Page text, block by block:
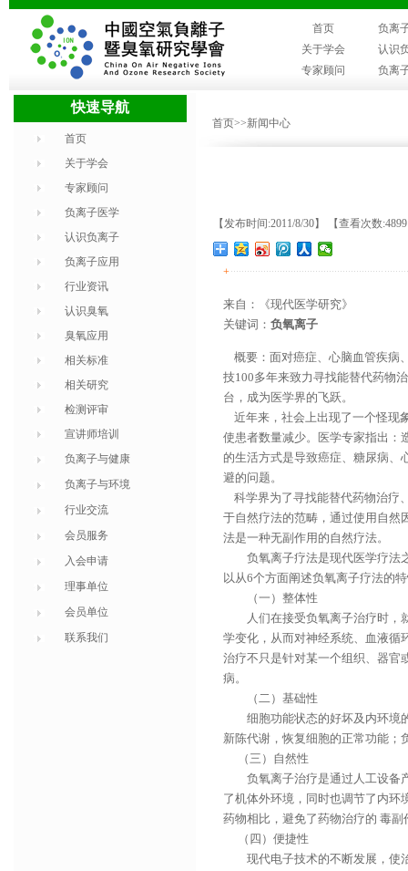
首页
负离
关于学会
认识
专家顾问
负离
快速导航
首页
关于学会
专家顾问
负离子医学
认识负离子
负离子应用
行业资讯
认识臭氧
臭氧应用
相关标准
相关研究
检测评审
宣讲师培训
负离子与健康
负离子与环境
行业交流
会员服务
入会申请
理事单位
会员单位
联系我们
首页>>新闻中心
【发布时间:2011/8/30】 【查看次数
+
来自：《现代医学研究》
关键词： 负氧离子
概要：面对癌症、心脑血管疾病
技100多年来致力寻找能替代药物
台，成为医学界的飞跃。
近年来，社会上出现了一个怪现
使患者数量减少。医学专家指出：
的生活方式是导致癌症、糖尿病、
避的问题。
科学界为了寻找能替代药物治疗
于自然疗法的范畴，通过使用自
法是一种无副作用的自然疗法。
负氧离子疗法是现代医学疗法之
以从6个方面阐述负氧离子疗法的
（一）整体性
人们在接受负氧离子治疗时，就
学变化，从而对神经系统、血液循
治疗不只是针对某一个组织、器官
病。
（二）基础性
细胞功能状态的好坏及内环境的
新陈代谢，恢复细胞的正常功能；
（三）自然性
负氧离子治疗是通过人工设备产
了机体外环境，同时也调节了内环
药物相比，避免了药物治疗的 毒
（四）便捷性
现代电子技术的不断发展，使治